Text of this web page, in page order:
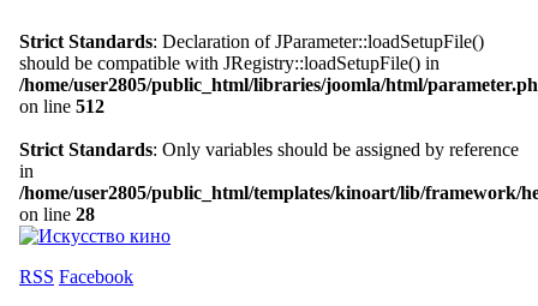
Strict Standards: Declaration of JParameter::loadSetupFile()
should be compatible with JRegistry::loadSetupFile() in
/home/user2805/public_html/libraries/joomla/html/
on line 512
Strict Standards: Only variables should be assigned by reference
in
/home/user2805/public_html/templates/kinoart/lib/framework/
on line 28
RSS Facebook